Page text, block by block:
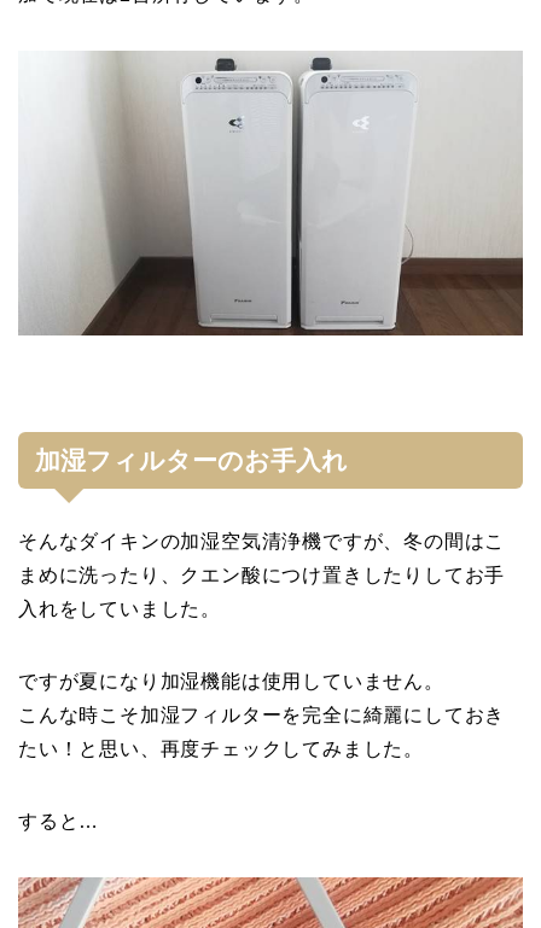
加湿フィルターのお手入れ
そんなダイキンの加湿空気清浄機ですが、冬の間はこ
まめに洗ったり、クエン酸につけ置きしたりしてお手
入れをしていました。
ですが夏になり加湿機能は使用していません。
こんな時こそ加湿フィルターを完全に綺麗にしておき
たい！と思い、再度チェックしてみました。
すると…